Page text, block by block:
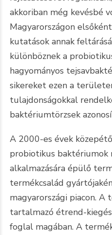
akkoriban még kevésbé
Magyarországon
kutatások annak
különböznek a
hagyományos
sikereket ezen a
tulajdonságokkal
baktériumtörzsek
A 2000-es évek
probiotikus baktériumok
alkalmazására épülő
termékcsalád
magyarországi piacon.
tartalmazó étrend-
foglal magában. A